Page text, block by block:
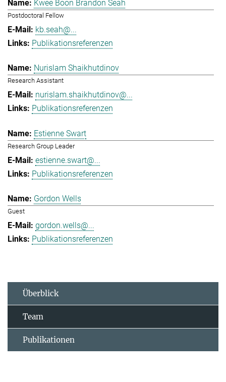
Kwee Boon Brandon Seah
Postdoctoral Fellow
kb.seah@...
Publikationsreferenzen
Nurislam Shaikhutdinov
Research Assistant
nurislam.shaikhutdinov@...
Publikationsreferenzen
Estienne Swart
Research Group Leader
estienne.swart@...
Publikationsreferenzen
Gordon Wells
Guest
gordon.wells@...
Publikationsreferenzen
Überblick
Team
Publikationen